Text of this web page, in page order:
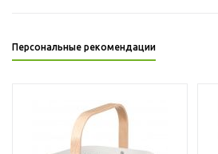
Персональные рекомендации